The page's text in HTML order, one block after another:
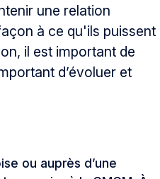
une relation
à ce qu'ils puissent
il est important de
d’évoluer et
ou auprès d’une